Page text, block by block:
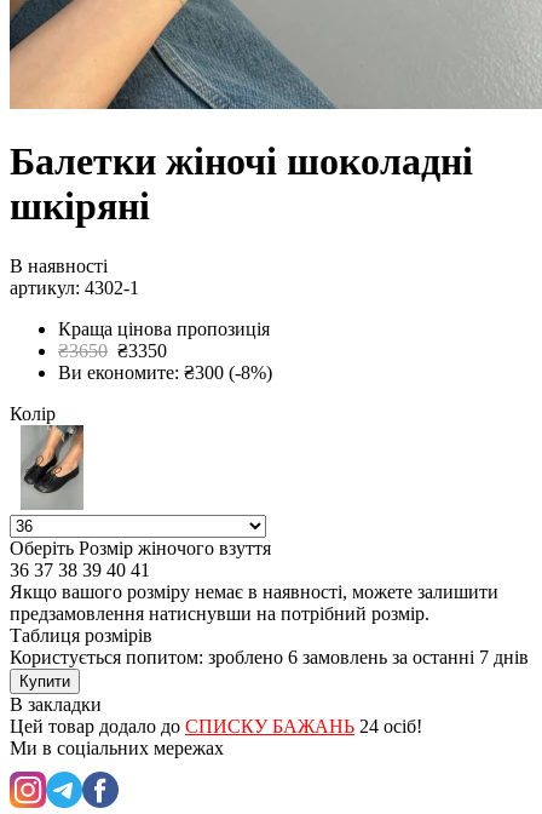
Балетки жіночі шоколадні
шкіряні
В наявності
артикул: 4302-1
Краща цінова пропозиція
₴3650 ₴3350
Ви економите: ₴300 (-8%)
Колір
Оберіть Розмір жіночого взуття
36 37 38 39 40 41
Якщо вашого розміру немає в наявності, можете залишити
предзамовлення натиснувши на потрібний розмір.
Таблиця розмірів
Користується попитом: зроблено 6 замовлень за останні 7 днів
Купити
В закладки
Цей товар додало до СПИСКУ БАЖАНЬ 24 осіб!
Ми в соціальних мережах